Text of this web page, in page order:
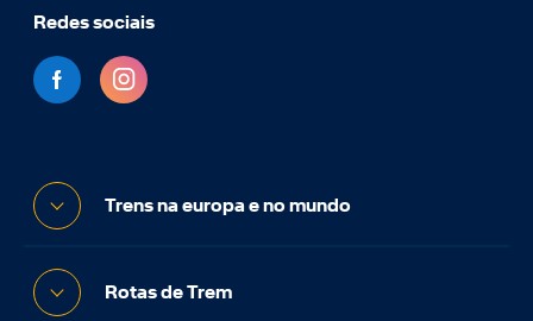
Redes sociais
Trens na europa e no mundo
Rotas de Trem